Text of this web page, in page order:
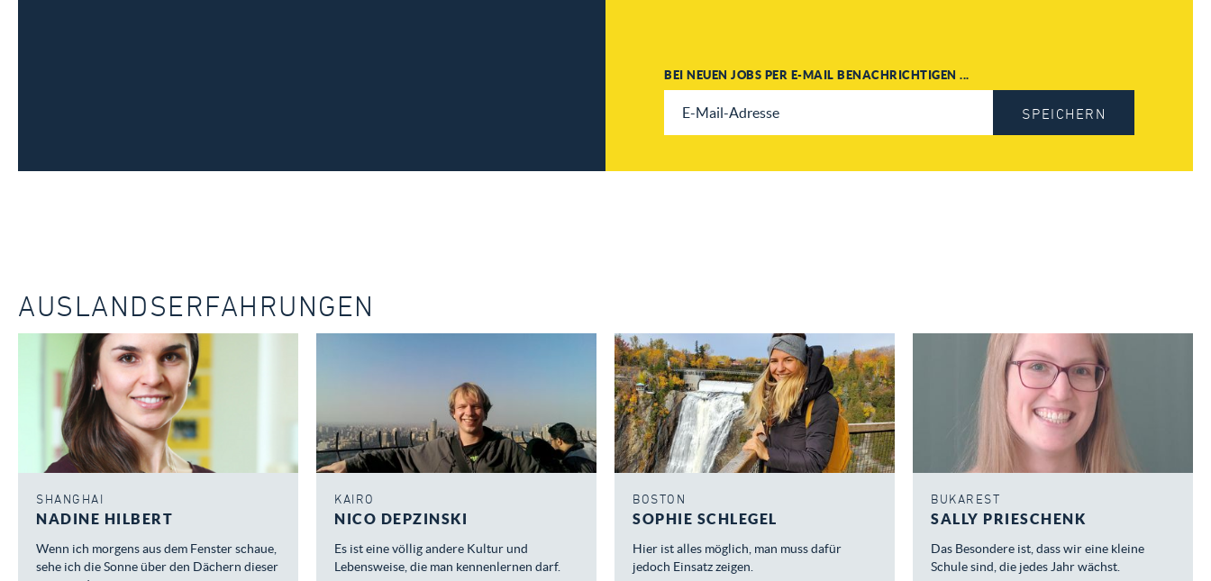
BEI NEUEN JOBS PER E-MAIL BENACHRICHTIGEN ...
SPEICHERN
AUSLANDSERFAHRUNGEN
SHANGHAI
NADINE HILBERT
Wenn ich morgens aus dem Fenster schaue,
sehe ich die Sonne über den Dächern dieser
KAIRO
NICO DEPZINSKI
Es ist eine völlig andere Kultur und
Lebensweise, die man kennenlernen darf.
BOSTON
SOPHIE SCHLEGEL
Hier ist alles möglich, man muss dafür
jedoch Einsatz zeigen.
BUKAREST
SALLY PRIESCHENK
Das Besondere ist, dass wir eine kleine
Schule sind, die jedes Jahr wächst.